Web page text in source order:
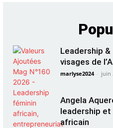
Leadership
visages de
marlyse2024 - juin
Angela
leadership
africain